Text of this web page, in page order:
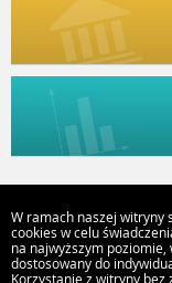
W ramach naszej witryny
cookies w celu
na najwyższym poziomie,
dostosowany do
Korzystanie z witryny bez